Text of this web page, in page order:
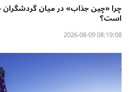
چرا «چین جذاب» در میان
است؟
08:19:08 2026-08-09